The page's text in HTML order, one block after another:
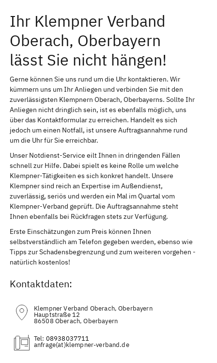
Ihr Klempner Verband
Oberach, Oberbayern
lässt Sie nicht hängen!
Gerne können Sie uns rund um die Uhr kontaktieren. Wir
kümmern uns um Ihr Anliegen und verbinden Sie mit den
zuverlässigsten Klempnern Oberach, Oberbayerns. Sollte Ihr
Anliegen nicht dringlich sein, ist es ebenfalls möglich, uns
über das Kontaktformular zu erreichen. Handelt es sich
jedoch um einen Notfall, ist unsere Auftragsannahme rund
um die Uhr für Sie erreichbar.
Unser Notdienst-Service eilt Ihnen in dringenden Fällen
schnell zur Hilfe. Dabei spielt es keine Rolle um welche
Klempner-Tätigkeiten es sich konkret handelt. Unsere
Klempner sind reich an Expertise im Außendienst,
zuverlässig, seriös und werden ein Mal im Quartal vom
Klempner-Verband geprüft. Die Auftragsannahme steht
Ihnen ebenfalls bei Rückfragen stets zur Verfügung.
Erste Einschätzungen zum Preis können Ihnen
selbstverständlich am Telefon gegeben werden, ebenso wie
Tipps zur Schadensbegrenzung und zum weiteren vorgehen -
natürlich kostenlos!
Kontaktdaten:
Klempner Verband Oberach, Oberbayern
Hauptstraße 12
86508 Oberach, Oberbayern
Tel: 08938037711
(at)